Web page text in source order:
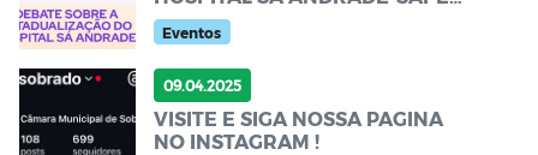
PB)
Eventos
09.04.2025
VISITE E SIGA NOSSA PAGINA
NO INSTAGRAM !